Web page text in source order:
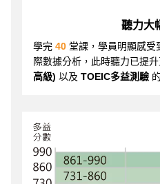
聽力大
學完 40 堂課，學員明顯感受
際數據分析，此時聽力已提
高級) 以及 TOEIC多益測驗